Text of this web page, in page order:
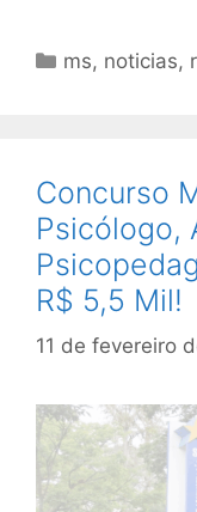
Categorias
ms, noticias,
Concurso
Psicólogo,
R$ 5,5 Mil!
11 de fevereiro